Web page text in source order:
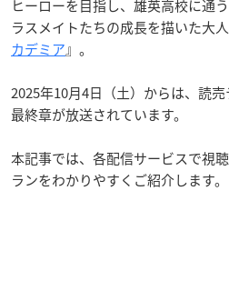
ヒーローを目指し、雄英高校に通
ラスメイトたちの成長を描いた大
カデミア』。
2025年10月4日（土）からは、読
最終章が放送されています。
本記事では、各配信サービスで視
ランをわかりやすくご紹介します。